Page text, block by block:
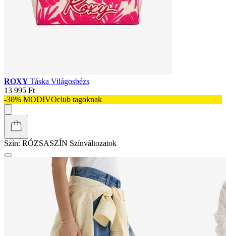
ROXYTáska Világosbézs
13 995 Ft
-30% MODIVOclub tagoknak
Szín: RÓZSASZÍN Színváltozatok